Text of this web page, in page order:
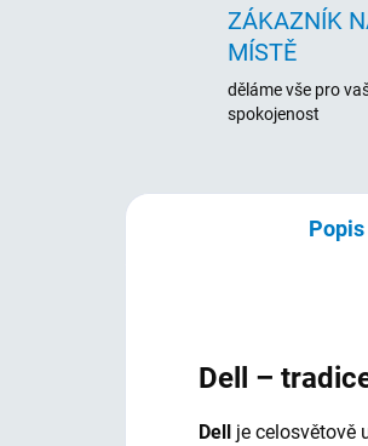
ZÁKAZNÍK
MÍSTĚ
děláme vše pro
spokojenost
Popis
Dell –
Dell je celosvětově